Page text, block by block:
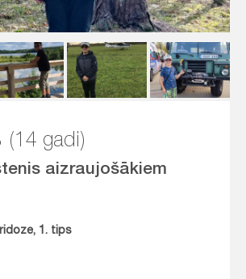
(14 gadi)
aizraujošākiem
1. tips